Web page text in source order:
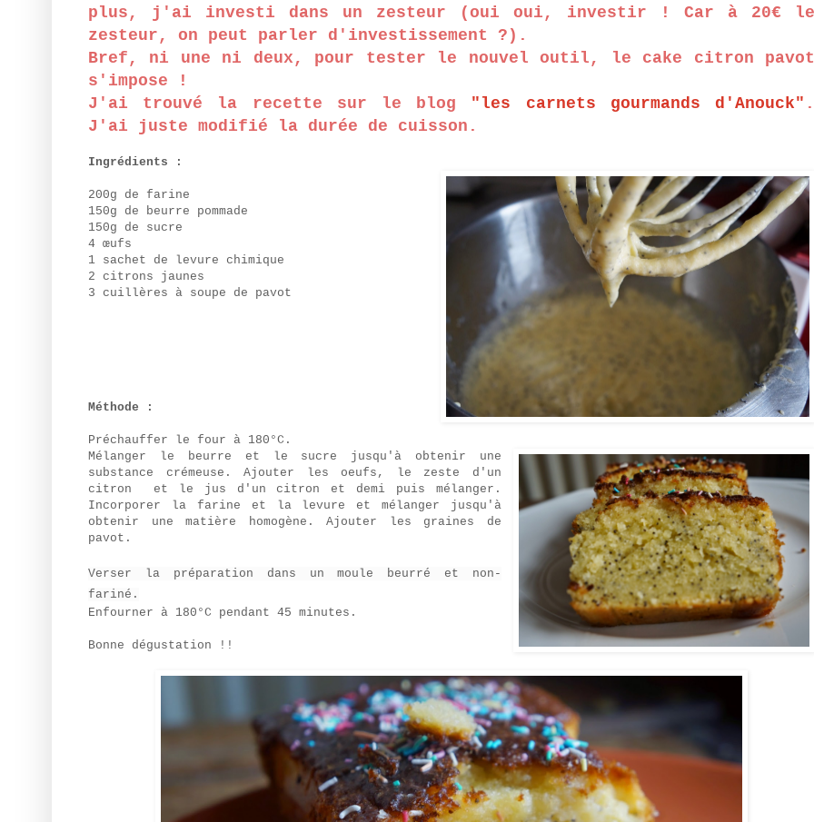
plus, j'ai investi dans un zesteur (oui oui, investir ! Car à 20€ le
zesteur, on peut parler d'investissement ?).
Bref, ni une ni deux, pour tester le nouvel outil, le cake citron pavot
s'impose !
J'ai trouvé la recette sur le blog "les carnets gourmands d'Anouck"
J'ai juste modifié la durée de cuisson.
Ingrédients :
200g de farine
150g de beurre pommade
150g de sucre
4 œufs
1 sachet de levure chimique
2 citrons jaunes
3 cuillères à soupe de pavot
Méthode :
Préchauffer le four à 180°C.
Mélanger le beurre et le sucre jusqu'à obtenir une
substance crémeuse. Ajouter les oeufs, le zeste d'un
citron et le jus d'un citron et demi puis mélanger.
Incorporer la farine et la levure et mélanger jusqu'à
obtenir une matière homogène. Ajouter les graines de
pavot.
Verser la préparation dans un moule beurré et non-
fariné.
Enfourner à 180°C pendant 45 minutes.
Bonne dégustation !!